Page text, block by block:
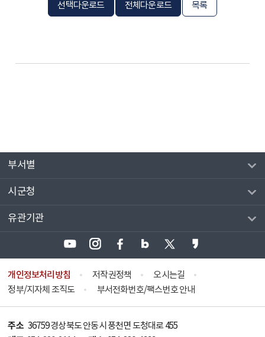
선택다운로드 전체다운로드 목록
부서별
시군청
유관기관
개인정보처리방침 저작권정책
오시는길
정부/지자체 조직도
부서전화번호/팩스번호 안내
주소 36759 경상북도 안동시 풍천면 도청대로 455